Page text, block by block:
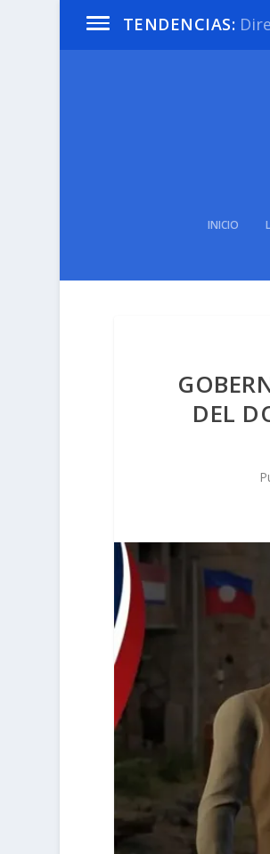
TENDENCIAS:
INICIO
DEL